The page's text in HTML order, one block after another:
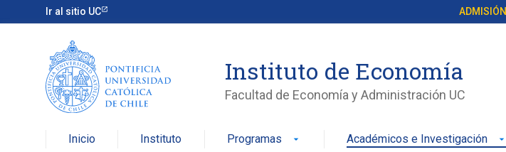
Ir al sitio UC ADMISIÓN
Instituto de Economía
Facultad de Economía y Administración UC
Inicio Instituto Programas arrow_drop_down Académicos e Investigación arrow_drop_down